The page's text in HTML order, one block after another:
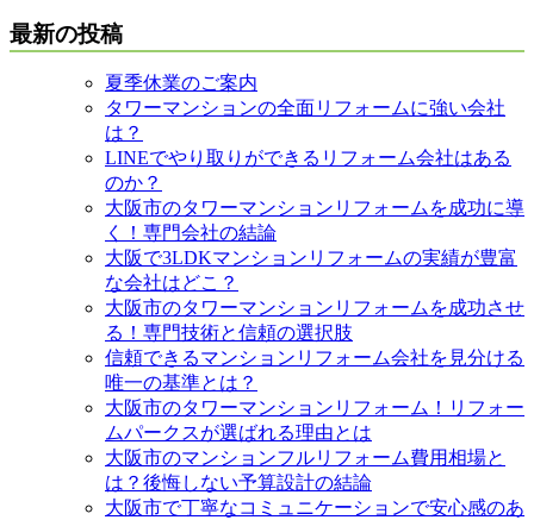
最新の投稿
夏季休業のご案内
タワーマンションの全面リフォームに強い会社
は？
LINEでやり取りができるリフォーム会社はある
のか？
大阪市のタワーマンションリフォームを成功に導
く！専門会社の結論
大阪で3LDKマンションリフォームの実績が豊富
な会社はどこ？
大阪市のタワーマンションリフォームを成功させ
る！専門技術と信頼の選択肢
信頼できるマンションリフォーム会社を見分ける
唯一の基準とは？
大阪市のタワーマンションリフォーム！リフォー
ムパークスが選ばれる理由とは
大阪市のマンションフルリフォーム費用相場と
は？後悔しない予算設計の結論
大阪市で丁寧なコミュニケーションで安心感のあ